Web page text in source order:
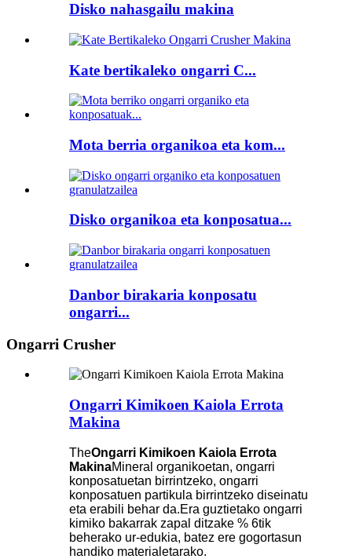
Disko nahasgailu makina
Kate bertikaleko ongarri C...
Mota berria organikoa eta kom...
Disko organikoa eta konposatua...
Danbor birakaria konposatu
ongarri...
Ongarri Crusher
Ongarri Kimikoen Kaiola Errota
Makina
TheOngarri Kimikoen Kaiola Errota
MakinaMineral organikoetan, ongarri
konposatuetan birrintzeko, ongarri
konposatuen partikula birrintzeko diseinatu
eta erabili behar da.Era guztietako ongarri
kimiko bakarrak zapal ditzake % 6tik
beherako ur-edukia, batez ere gogortasun
handiko materialetarako.